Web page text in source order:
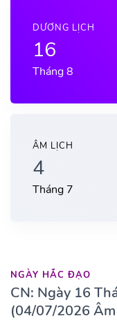
DƯƠNG LỊCH
16
Tháng 8
ÂM LỊCH
4
Tháng 7
NGÀY HẮC ĐẠO
CN: Ngày 16
(04/07/2026